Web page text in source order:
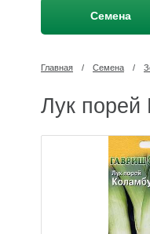
Семена
Главная / Семена /
Лук порей